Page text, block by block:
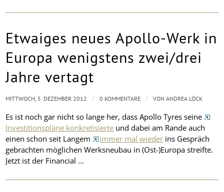
Etwaiges neues Apollo-Werk in
Europa wenigstens zwei/drei
Jahre vertagt
Es ist noch gar nicht so lange her, dass Apollo Tyres seine
Investitionspläne konkretisierte und dabei am Rande auch
einen schon seit Langem
immer mal wieder ins Gespräch
gebrachten möglichen Werksneubau in (Ost-)Europa streifte.
Jetzt ist der Financial …
MITTWOCH, 5. DEZEMBER 2012 / 0 KOMMENTARE / VONANDREA LÖCK